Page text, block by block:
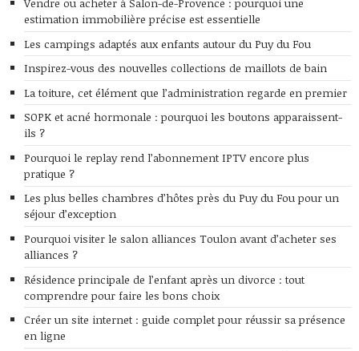
estimation immobilière précise est essentielle
Les campings adaptés aux enfants autour du Puy du Fou
Inspirez-vous des nouvelles collections de maillots de bain
La toiture, cet élément que l’administration regarde en premier
SOPK et acné hormonale : pourquoi les boutons apparaissent-
ils ?
Pourquoi le replay rend l’abonnement IPTV encore plus
pratique ?
Les plus belles chambres d’hôtes près du Puy du Fou pour un
séjour d’exception
Pourquoi visiter le salon alliances Toulon avant d’acheter ses
alliances ?
Résidence principale de l’enfant après un divorce : tout
comprendre pour faire les bons choix
Créer un site internet : guide complet pour réussir sa présence
en ligne